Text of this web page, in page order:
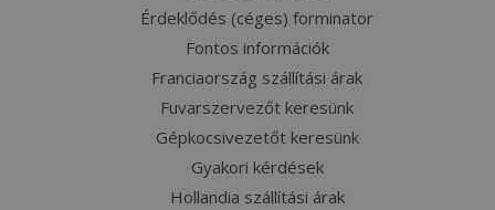
Érdeklődés (céges) forminator
Fontos információk
Franciaország szállítási árak
Fuvarszervezőt keresünk
Gépkocsivezetőt keresünk
Gyakori kérdések
Hollandia szállítási árak